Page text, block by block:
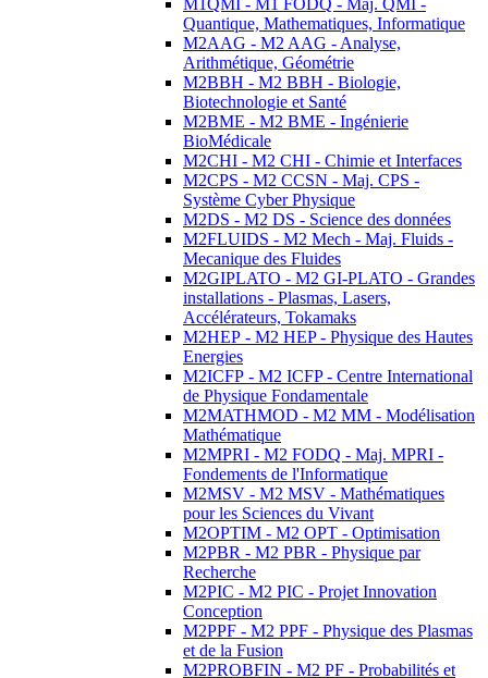
M1QMI - M1 FODQ - Maj. QMI -
Quantique, Mathematiques, Informatique
M2AAG - M2 AAG - Analyse,
Arithmétique, Géométrie
M2BBH - M2 BBH - Biologie,
Biotechnologie et Santé
M2BME - M2 BME - Ingénierie
BioMédicale
M2CHI - M2 CHI - Chimie et Interfaces
M2CPS - M2 CCSN - Maj. CPS -
Système Cyber Physique
M2DS - M2 DS - Science des données
M2FLUIDS - M2 Mech - Maj. Fluids -
Mecanique des Fluides
M2GIPLATO - M2 GI-PLATO - Grandes
installations - Plasmas, Lasers,
Accélérateurs, Tokamaks
M2HEP - M2 HEP - Physique des Hautes
Energies
M2ICFP - M2 ICFP - Centre International
de Physique Fondamentale
M2MATHMOD - M2 MM - Modélisation
Mathématique
M2MPRI - M2 FODQ - Maj. MPRI -
Fondements de l'Informatique
M2MSV - M2 MSV - Mathématiques
pour les Sciences du Vivant
M2OPTIM - M2 OPT - Optimisation
M2PBR - M2 PBR - Physique par
Recherche
M2PIC - M2 PIC - Projet Innovation
Conception
M2PPF - M2 PPF - Physique des Plasmas
et de la Fusion
M2PROBFIN - M2 PF - Probabilités et